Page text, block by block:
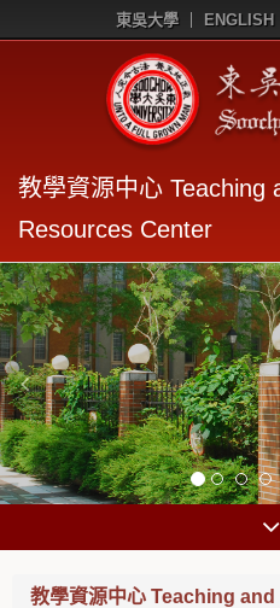
東吳大學 ENGLISH
教學資源中心 Teaching
Resources Center
教學資源中心 Teaching